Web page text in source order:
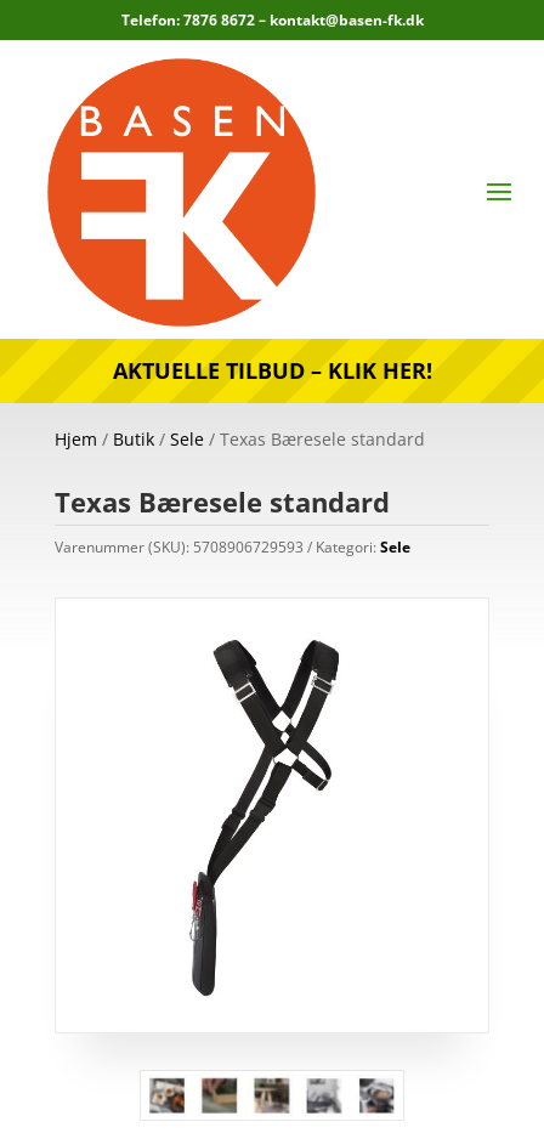
Telefon: 7876 8672 – kontakt@basen-fk.dk
AKTUELLE TILBUD – KLIK HER!
Hjem / Butik/ Sele/ Texas Bæresele standard
Texas Bæresele standard
Varenummer (SKU): 5708906729593 Kategori: Sele